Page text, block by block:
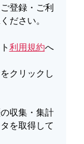
集
生活習慣病
登録・ご利
ださい。
利用規約へ
クリックし
収集・集計
を取得して